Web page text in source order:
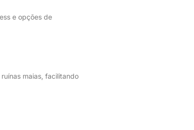
e opções de
maias, facilitando